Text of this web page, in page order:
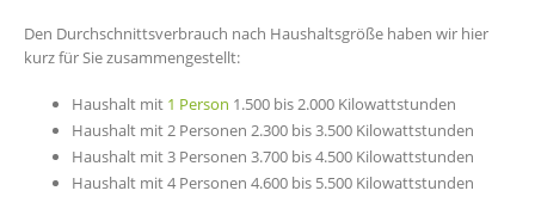
Den Durchschnittsverbrauch nach Haushaltsgröße haben wir hier
kurz für Sie zusammengestellt:
Haushalt mit 1 Person 1.500 bis 2.000 Kilowattstunden
Haushalt mit 2 Personen 2.300 bis 3.500 Kilowattstunden
Haushalt mit 3 Personen 3.700 bis 4.500 Kilowattstunden
Haushalt mit 4 Personen 4.600 bis 5.500 Kilowattstunden